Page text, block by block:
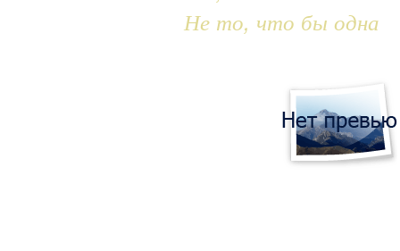
Не то, что бы одна